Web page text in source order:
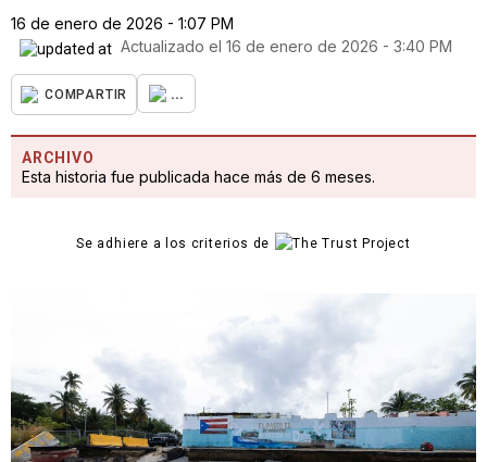
16 de enero de 2026 - 1:07 PM
Actualizado el 16 de enero de 2026 - 3:40 PM
COMPARTIR ...
ARCHIVO
Esta historia fue publicada hace más de 6 meses.
Se adhiere a los criterios de